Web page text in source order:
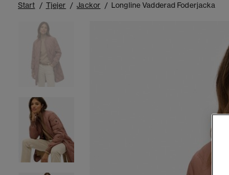
Start Tjejer Jackor Longline Vadderad Foderjacka